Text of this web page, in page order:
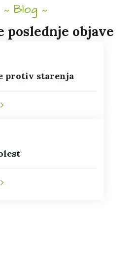
Blog
poslednje objave
protiv starenja